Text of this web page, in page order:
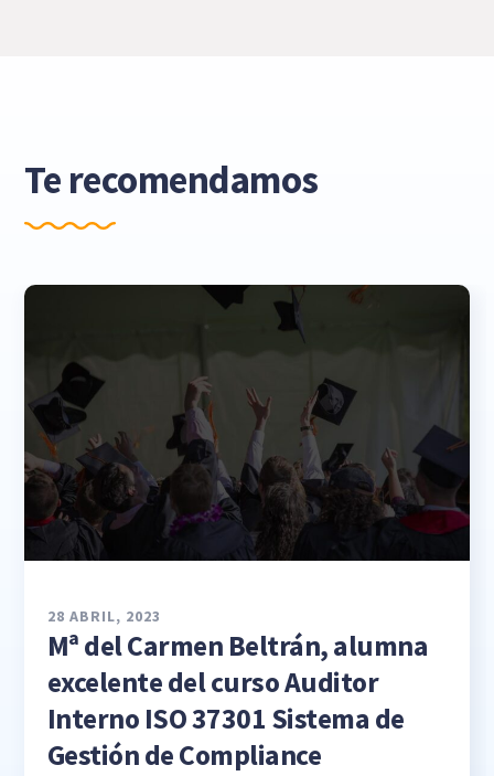
Te recomendamos
28 ABRIL, 2023
Mª del Carmen Beltrán, alumna
excelente del curso Auditor
Interno ISO 37301 Sistema de
Gestión de Compliance